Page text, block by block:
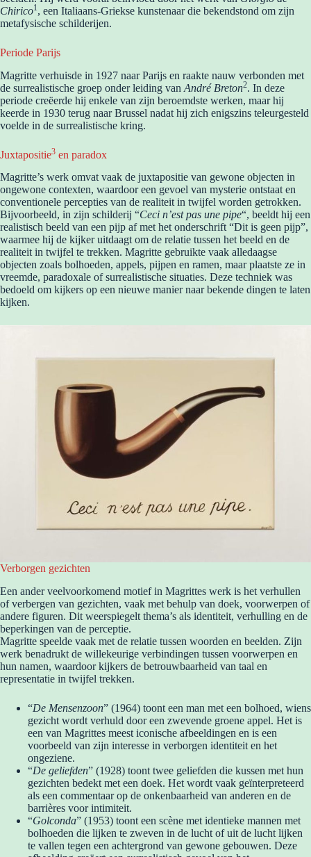
Chirico1, een Italiaans-Griekse kunstenaar die bekendstond om zijn
metafysische schilderijen.
Periode Parijs
Magritte verhuisde in 1927 naar Parijs en raakte nauw verbonden met
de surrealistische groep onder leiding van André Breton2. In deze
periode creëerde hij enkele van zijn beroemdste werken, maar hij
keerde in 1930 terug naar Brussel nadat hij zich enigszins teleurgesteld
voelde in de surrealistische kring.
Juxtapositie3 en paradox
Magritte’s werk omvat vaak de juxtapositie van gewone objecten in
ongewone contexten, waardoor een gevoel van mysterie ontstaat en
conventionele percepties van de realiteit in twijfel worden getrokken.
Bijvoorbeeld, in zijn schilderij “Ceci n’est pas une pipe“, beeldt hij een
realistisch beeld van een pijp af met het onderschrift “Dit is geen pijp”,
waarmee hij de kijker uitdaagt om de relatie tussen het beeld en de
realiteit in twijfel te trekken. Magritte gebruikte vaak alledaagse
objecten zoals bolhoeden, appels, pijpen en ramen, maar plaatste ze in
vreemde, paradoxale of surrealistische situaties. Deze techniek was
bedoeld om kijkers op een nieuwe manier naar bekende dingen te laten
kijken.
Verborgen gezichten
Een ander veelvoorkomend motief in Magrittes werk is het verhullen
of verbergen van gezichten, vaak met behulp van doek, voorwerpen of
andere figuren. Dit weerspiegelt thema’s als identiteit, verhulling en de
beperkingen van de perceptie.
Magritte speelde vaak met de relatie tussen woorden en beelden. Zijn
werk benadrukt de willekeurige verbindingen tussen voorwerpen en
hun namen, waardoor kijkers de betrouwbaarheid van taal en
representatie in twijfel trekken.
“De Mensenzoon” (1964) toont een man met een bolhoed, wiens
gezicht wordt verhuld door een zwevende groene appel. Het is
een van Magrittes meest iconische afbeeldingen en is een
voorbeeld van zijn interesse in verborgen identiteit en het
ongeziene.
“De geliefden” (1928) toont twee geliefden die kussen met hun
gezichten bedekt met een doek. Het wordt vaak geïnterpreteerd
als een commentaar op de onkenbaarheid van anderen en de
barrières voor intimiteit.
“Golconda” (1953) toont een scène met identieke mannen met
bolhoeden die lijken te zweven in de lucht of uit de lucht lijken
te vallen tegen een achtergrond van gewone gebouwen. Deze